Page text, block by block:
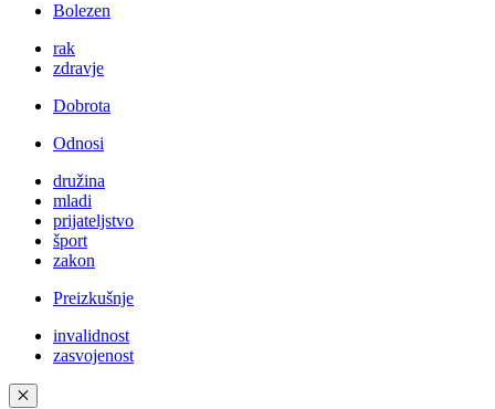
Bolezen
rak
zdravje
Dobrota
Odnosi
družina
mladi
prijateljstvo
šport
zakon
Preizkušnje
invalidnost
zasvojenost
✕